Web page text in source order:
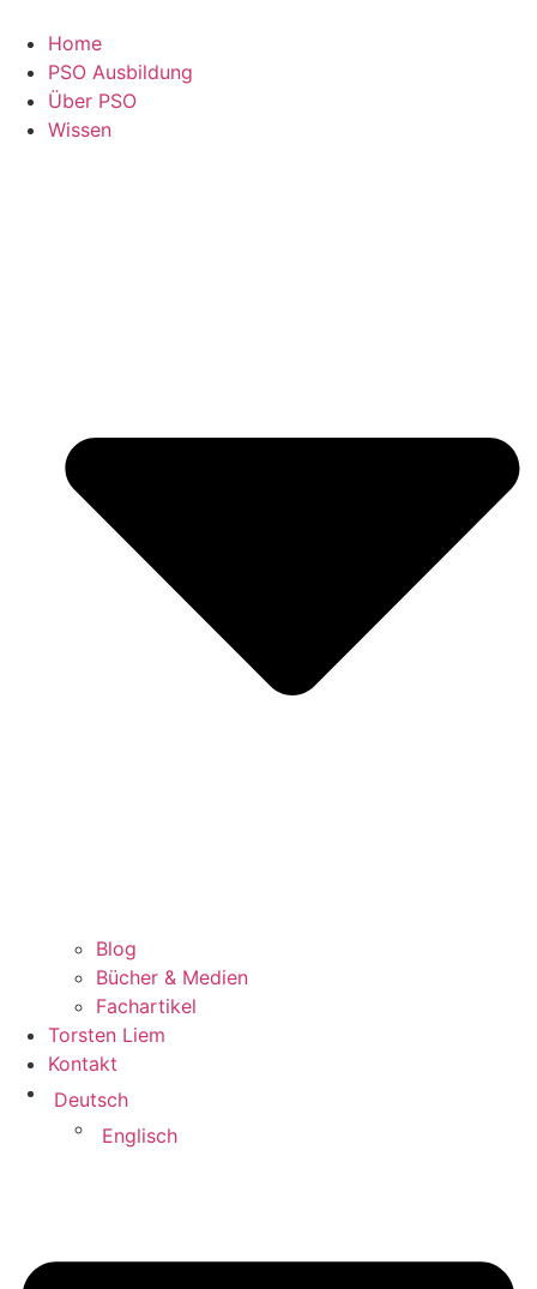
Inhalt
springen
Home
PSO Ausbildung
Über PSO
Wissen
Blog
Bücher & Medien
Fachartikel
Torsten Liem
Kontakt
Deutsch
Englisch